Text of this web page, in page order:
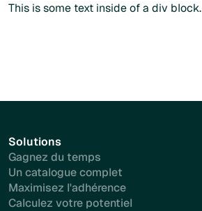
This is some text inside of a div block.
Solutions
Gagnez du temps
Un catalogue complet
Maximisez l'adhérence
Calculez votre potentiel